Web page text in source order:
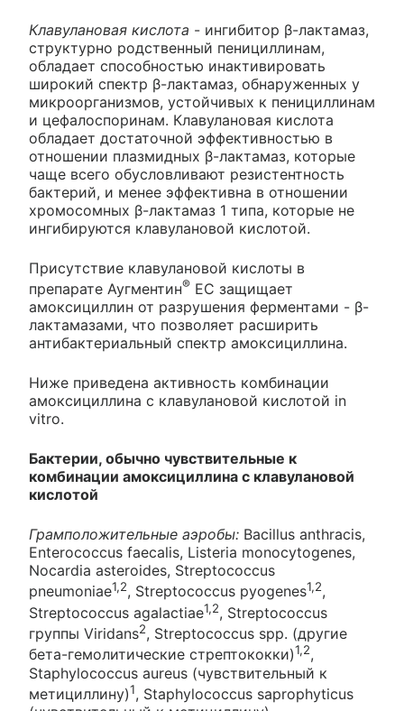
Клавулановая кислота - ингибитор β-лактамаз,
структурно родственный пенициллинам,
обладает способностью инактивировать
широкий спектр β-лактамаз, обнаруженных у
микроорганизмов, устойчивых к пенициллинам
и цефалоспоринам. Клавулановая кислота
обладает достаточной эффективностью в
отношении плазмидных β-лактамаз, которые
чаще всего обусловливают резистентность
бактерий, и менее эффективна в отношении
хромосомных β-лактамаз 1 типа, которые не
ингибируются клавулановой кислотой.
Присутствие клавулановой кислоты в
препарате Аугментин® ЕС защищает
амоксициллин от разрушения ферментами - β-
лактамазами, что позволяет расширить
антибактериальный спектр амоксициллина.
Ниже приведена активность комбинации
амоксициллина с клавулановой кислотой in
vitro.
Бактерии, обычно чувствительные к
комбинации амоксициллина с клавулановой
кислотой
Грамположительные аэробы: Bacillus anthracis,
Enterococcus faecalis, Listeria monocytogenes,
Nocardia asteroides, Streptococcus
pneumoniae1,2, Streptococcus pyogenes1,2,
Streptococcus agalactiae1,2, Streptococcus
группы Viridans2, Streptococcus spp. (другие
бета-гемолитические стрептококки)1,2,
Staphylococcus aureus (чувствительный к
метициллину)1, Staphylococcus saprophyticus